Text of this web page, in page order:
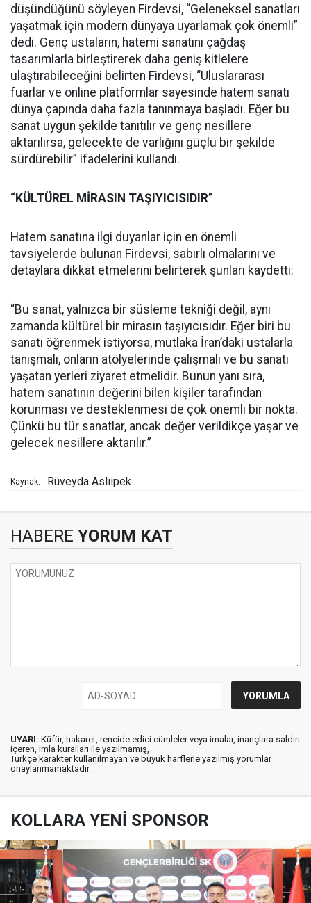
düşündüğünü söyleyen Firdevsi, “Geleneksel sanatları
yaşatmak için modern dünyaya uyarlamak çok önemli”
dedi. Genç ustaların, hatemi sanatını çağdaş
tasarımlarla birleştirerek daha geniş kitlelere
ulaştırabileceğini belirten Firdevsi, “Uluslararası
fuarlar ve online platformlar sayesinde hatem sanatı
dünya çapında daha fazla tanınmaya başladı. Eğer bu
sanat uygun şekilde tanıtılır ve genç nesillere
aktarılırsa, gelecekte de varlığını güçlü bir şekilde
sürdürebilir” ifadelerini kullandı.
“KÜLTÜREL MİRASIN TAŞIYICISIDIR”
Hatem sanatına ilgi duyanlar için en önemli
tavsiyelerde bulunan Firdevsi, sabırlı olmalarını ve
detaylara dikkat etmelerini belirterek şunları kaydetti:
“Bu sanat, yalnızca bir süsleme tekniği değil, aynı
zamanda kültürel bir mirasın taşıyıcısıdır. Eğer biri bu
sanatı öğrenmek istiyorsa, mutlaka İran’daki ustalarla
tanışmalı, onların atölyelerinde çalışmalı ve bu sanatı
yaşatan yerleri ziyaret etmelidir. Bunun yanı sıra,
hatem sanatının değerini bilen kişiler tarafından
korunması ve desteklenmesi de çok önemli bir nokta.
Çünkü bu tür sanatlar, ancak değer verildikçe yaşar ve
gelecek nesillere aktarılır.”
Kaynak: Rüveyda Aslıipek
HABERE YORUM KAT
UYARI: Küfür, hakaret, rencide edici cümleler veya imalar, inançlara saldırı
içeren, imla kuralları ile yazılmamış,
Türkçe karakter kullanılmayan ve büyük harflerle yazılmış yorumlar
onaylanmamaktadır.
KOLLARA YENİ SPONSOR